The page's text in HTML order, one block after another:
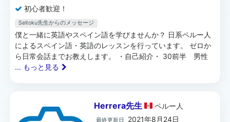
初心者歓迎！
Seitoku先生からのメッセージ
僕と一緒に英語やスペイン語を学びませんか？ 日系ペルー人
によるスペイン語・英語のレッスンを行っています。 ゼロか
ら日常会話までお教えします。 ・自己紹介・ 30前半 男性
... もっと見る
Herrera先生 ペルー 人
最終更新日 2021年8月24日